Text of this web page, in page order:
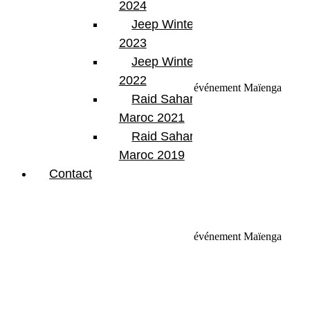
Request car price
La reco du Rallye des Gazelles 2018 – Un événement Maïenga
La reco du Rallye des Gazelles 2018 – Un événement Maïenga
2024
Jeep Winter Tour
2023
Jeep Winter Tour
2022
Raid Sahara Tour
Maroc 2021
Raid Sahara Tour
Maroc 2019
Contact